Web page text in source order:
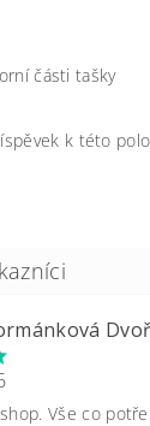
části tašky
k této
Vše co